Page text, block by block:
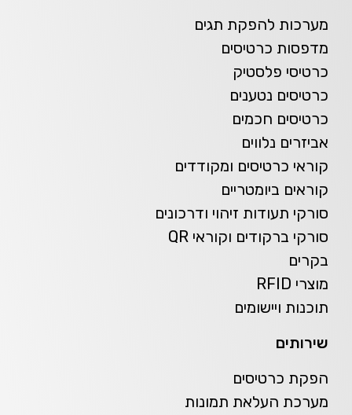
מערכות להפקת תגים
מדפסות כרטיסים
כרטיסי פלסטיק
כרטיסים נטענים
כרטיסים חכמים
אביזרים נלווים
קוראי כרטיסים ומקודדים
קוראים ביומטריים
סורקי תעודות זיהוי ודרכונים
סורקי ברקודים וקוראי QR
בקרים
מוצרי RFID
תוכנות ויישומים
שירותים
הפקת כרטיסים
מערכת העלאת תמונות